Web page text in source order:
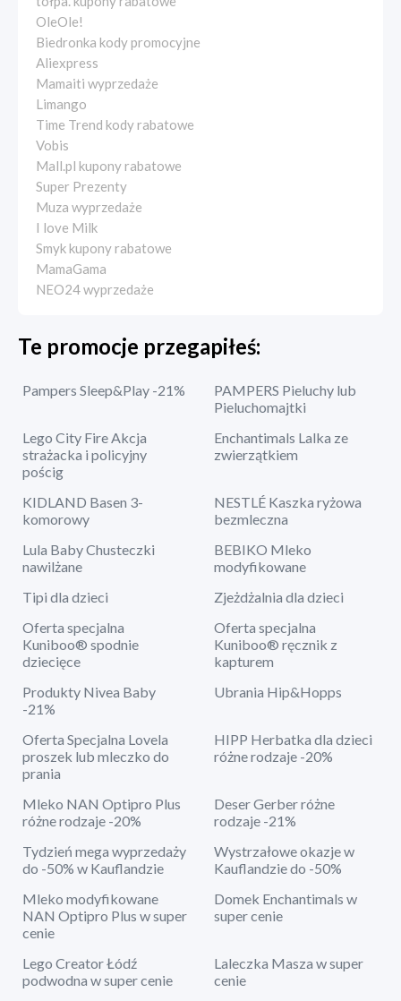
OleOle!
Biedronka kody promocyjne
Aliexpress
Mamaiti wyprzedaże
Limango
Time Trend kody rabatowe
Vobis
Mall.pl kupony rabatowe
Super Prezenty
Muza wyprzedaże
I love Milk
Smyk kupony rabatowe
MamaGama
NEO24 wyprzedaże
Te promocje przegapiłeś:
Pampers Sleep&Play -21%
PAMPERS Pieluchy lub
Pieluchomajtki
Lego City Fire Akcja
strażacka i policyjny
pościg
Enchantimals Lalka ze
zwierzątkiem
KIDLAND Basen 3-
komorowy
NESTLÉ Kaszka ryżowa
bezmleczna
Lula Baby Chusteczki
nawilżane
BEBIKO Mleko
modyfikowane
Tipi dla dzieci
Zjeżdżalnia dla dzieci
Oferta specjalna
Kuniboo® spodnie
dziecięce
Oferta specjalna
Kuniboo® ręcznik z
kapturem
Produkty Nivea Baby
-21%
Ubrania Hip&Hopps
Oferta Specjalna Lovela
proszek lub mleczko do
prania
HIPP Herbatka dla dzieci
różne rodzaje -20%
Mleko NAN Optipro Plus
różne rodzaje -20%
Deser Gerber różne
rodzaje -21%
Tydzień mega wyprzedaży
do -50% w Kauflandzie
Wystrzałowe okazje w
Kauflandzie do -50%
Mleko modyfikowane
NAN Optipro Plus w super
cenie
Domek Enchantimals w
super cenie
Lego Creator Łódź
podwodna w super cenie
Laleczka Masza w super
cenie